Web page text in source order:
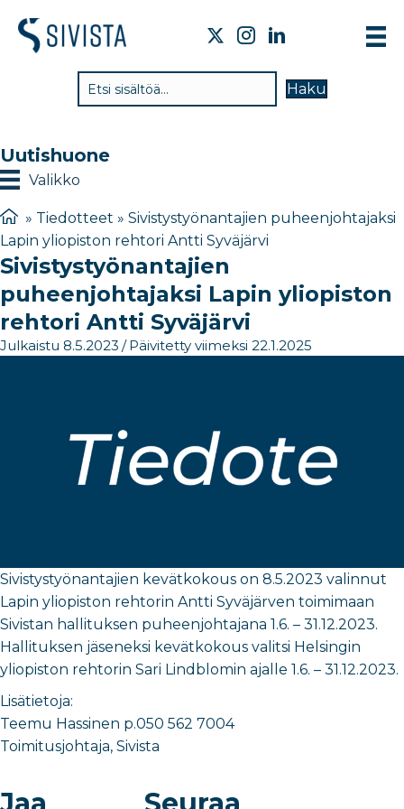
Haku
Uutishuone
Valikko
» Tiedotteet » Sivistystyönantajien puheenjohtajaksi
Lapin yliopiston rehtori Antti Syväjärvi
Sivistystyönantajien
puheenjohtajaksi Lapin yliopiston
rehtori Antti Syväjärvi
Julkaistu 8.5.2023 / Päivitetty viimeksi 22.1.2025
Sivistystyönantajien kevätkokous on 8.5.2023 valinnut
Lapin yliopiston rehtorin Antti Syväjärven toimimaan
Sivistan hallituksen puheenjohtajana 1.6. – 31.12.2023.
Hallituksen jäseneksi kevätkokous valitsi Helsingin
yliopiston rehtorin Sari Lindblomin ajalle 1.6. – 31.12.2023.
Lisätietoja:
Teemu Hassinen p.050 562 7004
Toimitusjohtaja, Sivista